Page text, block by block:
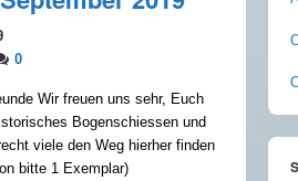
0
Wir freuen uns sehr, Euch
Bogenschiessen und
viele den Weg hierher finden
bitte 1 Exemplar)